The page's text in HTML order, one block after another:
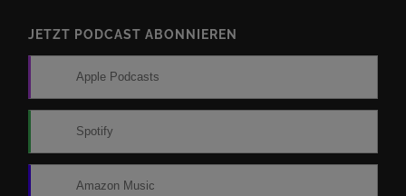
JETZT PODCAST ABONNIEREN
Apple Podcasts
Spotify
Amazon Music